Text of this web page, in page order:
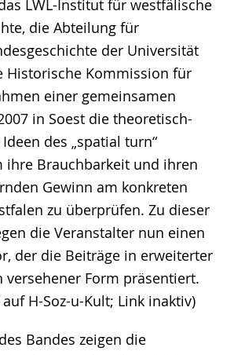
LWL-Institut für westfälische
die Abteilung für
der Universität
Historische Kommission für
einer gemeinsamen
in Soest die theoretisch-
des „spatial turn“
ihre Brauchbarkeit und ihren
Gewinn am konkreten
zu überprüfen. Zu dieser
die Veranstalter nun einen
der die Beiträge in erweiterter
versehener Form präsentiert.
H-Soz-u-Kult; Link inaktiv)
Bandes zeigen die